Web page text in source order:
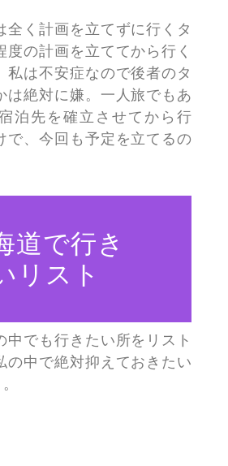
全く計画を立てずに行くタ
度の計画を立ててから行く
私は不安症なので後者のタ
は絶対に嫌。一人旅でもあ
泊先を確立させてから行
で、今回も予定を立てるの
道で行き
リスト
中でも行きたい所をリスト
の中で絶対抑えておきたい